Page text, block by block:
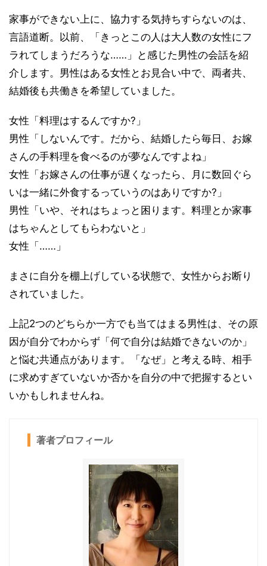
家事ができない上に、協力する気持ちすらないのは、
言語道断。以前、「きっとこの人は大人数の女性にフ
ラれてしまうだろうな……」と感じた男性の会話を紹
介します。男性はある女性とお見合い中で、両者共、
結婚後も共働きを希望していました。
女性「料理はするんですか?」
男性「しないんです。だから、結婚したら毎日、お嫁
さんの手料理を食べるのが夢なんですよね」
女性「お嫁さんの仕事が遅くなったら、月に数回ぐら
いは一緒に外食するっていうのはありですか?」
男性「いや、それはちょっと困ります。料理とか家事
はちゃんとしてもらわないと」
女性「……」
まさに自分を棚上げしている状態で、女性からお断り
されていました。
上記2つのどちらか一方でも当てはまる男性は、その原
因が自分でわからず「何で自分は結婚できないのか」
と悩む共通点があります。「なぜ」と考える時、相手
に求めすぎていないか否かを自分の中で把握するとい
いかもしれませんね。
著者プロフィール